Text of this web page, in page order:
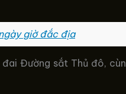
giờ đắc địa
Đường sắt Thủ đô,